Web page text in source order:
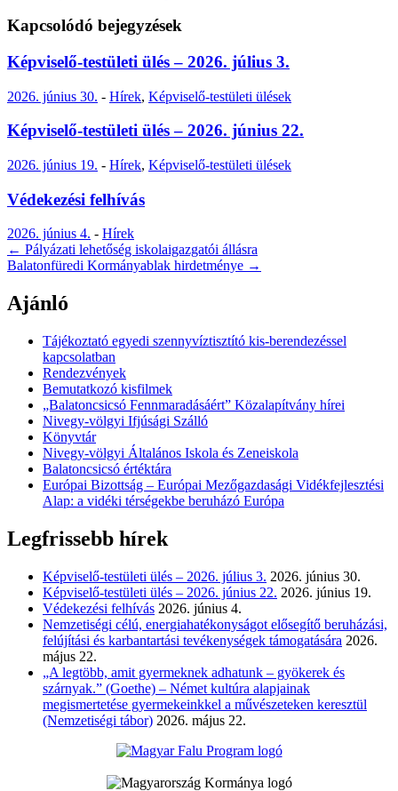
Kapcsolódó bejegyzések
Képviselő-testületi ülés – 2026. július 3.
2026. június 30. - Hírek, Képviselő-testületi ülések
Képviselő-testületi ülés – 2026. június 22.
2026. június 19. - Hírek, Képviselő-testületi ülések
Védekezési felhívás
2026. június 4. - Hírek
Post
navigation
← Pályázati lehetőség iskolaigazgatói állásra
Balatonfüredi Kormányablak hirdetménye →
Ajánló
Tájékoztató egyedi szennyvíztisztító kis-berendezéssel
kapcsolatban
Rendezvények
Bemutatkozó kisfilmek
„Balatoncsicsó Fennmaradásáért” Közalapítvány hírei
Nivegy-völgyi Ifjúsági Szálló
Könyvtár
Nivegy-völgyi Általános Iskola és Zeneiskola
Balatoncsicsó értéktára
Európai Bizottság – Európai Mezőgazdasági Vidékfejlesztési
Alap: a vidéki térségekbe beruházó Európa
Legfrissebb hírek
Képviselő-testületi ülés – 2026. július 3. 2026. június 30.
Képviselő-testületi ülés – 2026. június 22. 2026. június 19.
Védekezési felhívás 2026. június 4.
Nemzetiségi célú, energiahatékonyságot elősegítő beruházási,
felújítási és karbantartási tevékenységek támogatására 2026.
május 22.
„A legtöbb, amit gyermeknek adhatunk – gyökerek és
szárnyak.” (Goethe) – Német kultúra alapjainak
megismertetése gyermekeinkkel a művészeteken keresztül
(Nemzetiségi tábor) 2026. május 22.